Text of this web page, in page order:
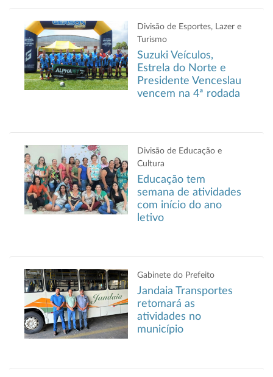
Divisão de Esportes, Lazer e
Turismo
Suzuki Veículos,
Estrela do Norte e
Presidente Venceslau
vencem na 4ª rodada
Divisão de Educação e
Cultura
Educação tem
semana de atividades
com início do ano
letivo
Gabinete do Prefeito
Jandaia Transportes
retomará as
atividades no
município